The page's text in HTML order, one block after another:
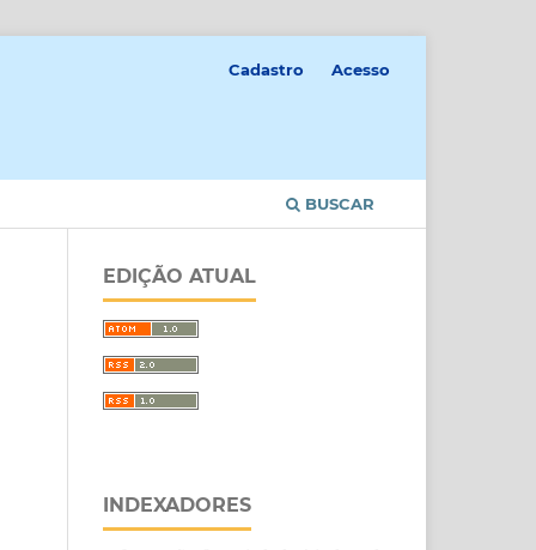
BUSCAR
Cadastro Acesso
EDIÇÃO ATUAL
INDEXADORES